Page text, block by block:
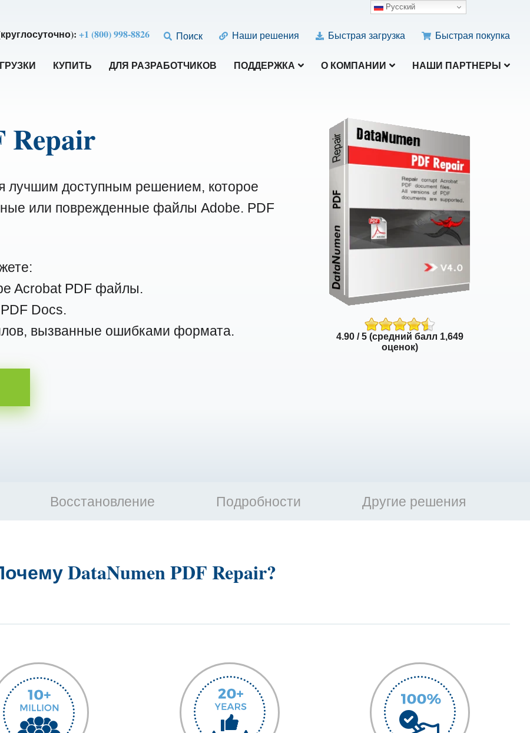
+1 (800) 998-8826 Поиск Наши решения Быстрая загрузка Быстрая покупка
КУПИТЬ ДЛЯ РАЗРАБОТЧИКОВ ПОДДЕРЖКА О КОМПАНИИ НАШИ ПАРТНЕРЫ
Repair
лучшим доступным решением, которое
или поврежденные файлы Adobe. PDF
Acrobat PDF файлы.
Docs.
вызванные ошибками формата.
4.90 / 5 (средний балл 1,649
оценок)
Восстановление Подробности Другие решения
DataNumen PDF Repair?
Русский